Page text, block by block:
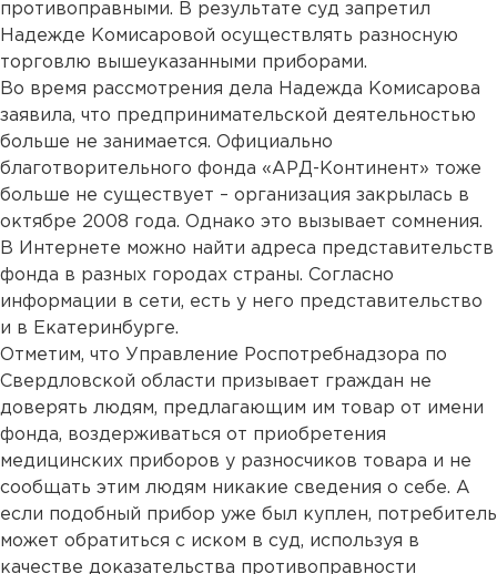
противоправными. В результате суд запретил
Надежде Комисаровой осуществлять разносную
торговлю вышеуказанными приборами.
Во время рассмотрения дела Надежда Комисарова
заявила, что предпринимательской деятельностью
больше не занимается. Официально
благотворительного фонда «АРД-Континент» тоже
больше не существует – организация закрылась в
октябре 2008 года. Однако это вызывает сомнения.
В Интернете можно найти адреса представительств
фонда в разных городах страны. Согласно
информации в сети, есть у него представительство
и в Екатеринбурге.
Отметим, что Управление Роспотребнадзора по
Свердловской области призывает граждан не
доверять людям, предлагающим им товар от имени
фонда, воздерживаться от приобретения
медицинских приборов у разносчиков товара и не
сообщать этим людям никакие сведения о себе. А
если подобный прибор уже был куплен, потребитель
может обратиться с иском в суд, используя в
качестве доказательства противоправности